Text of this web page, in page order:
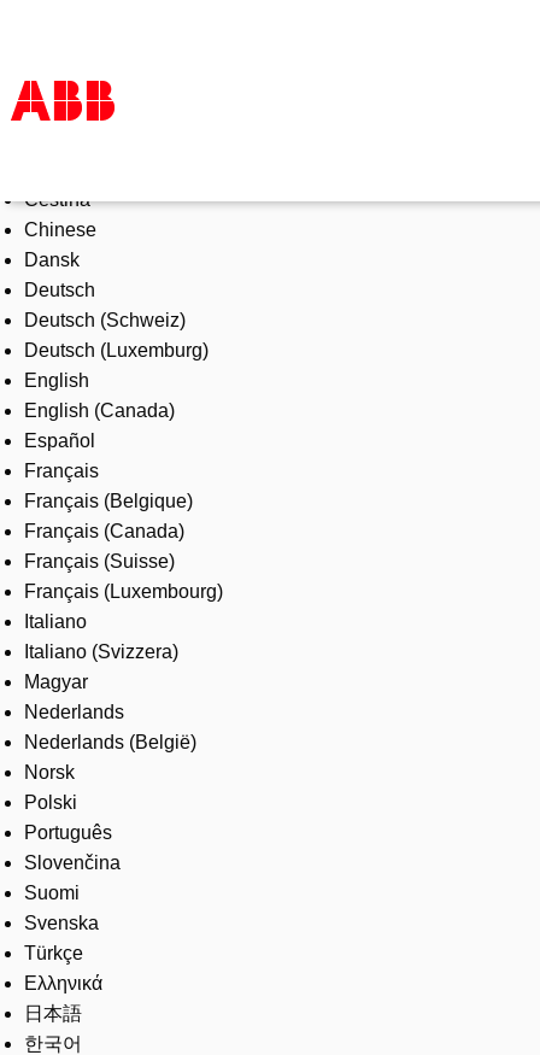
Products & Solutions
Industries
Services
About us
Where to buy
Contact us
Careers
Čeština
Chinese
Dansk
Deutsch
Deutsch (Schweiz)
Deutsch (Luxemburg)
English
English (Canada)
Español
Français
Français (Belgique)
Français (Canada)
Français (Suisse)
Français (Luxembourg)
Italiano
Italiano (Svizzera)
Magyar
Nederlands
Nederlands (België)
Norsk
Polski
Português
Slovenčina
Suomi
Svenska
Türkçe
Ελληνικά
日本語
한국어